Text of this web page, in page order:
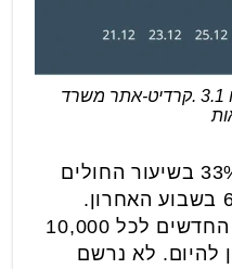
היסטוריית הציון בקריית אונו 3.1 .קרדיט-אתר משרד
– עלייה של 33% בשיעור החולים
הפעילים בעיר, מ-44 ל-66 בשבוע האחרון.
גידול גם במספר החולים החדשים לכל 10,000
14.2 ל-23.7 נכון להיום. לא נרשם